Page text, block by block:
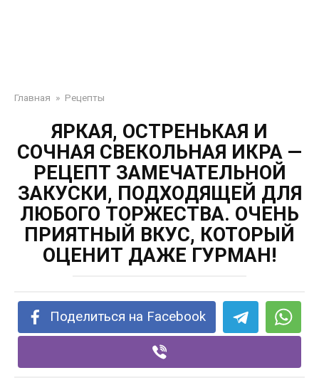
Главная » Рецепты
ЯРКАЯ, ОСТРЕНЬКАЯ И
СОЧНАЯ СВЕКОЛЬНАЯ ИКРА —
РЕЦЕПТ ЗАМЕЧАТЕЛЬНОЙ
ЗАКУСКИ, ПОДХОДЯЩЕЙ ДЛЯ
ЛЮБОГО ТОРЖЕСТВА. ОЧЕНЬ
ПРИЯТНЫЙ ВКУС, КОТОРЫЙ
ОЦЕНИТ ДАЖЕ ГУРМАН!
Поделиться на Facebook